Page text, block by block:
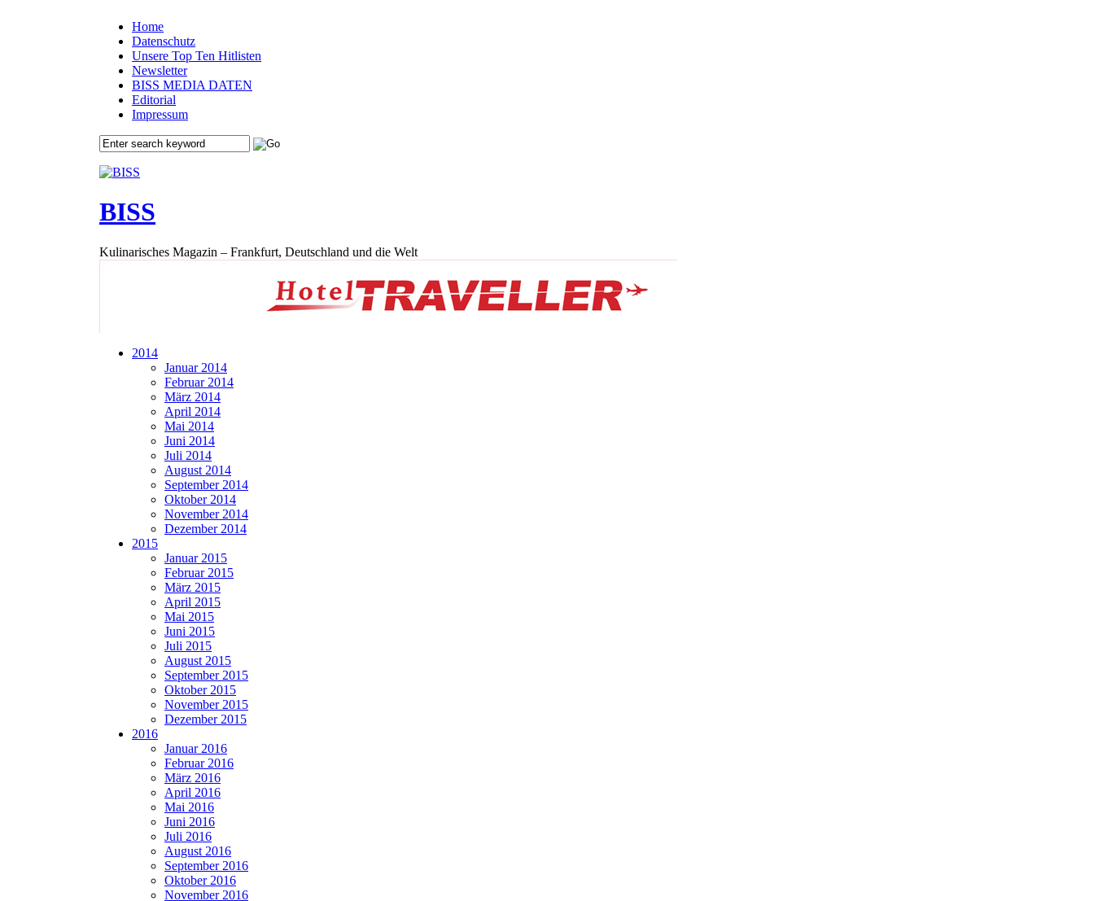
Home
Datenschutz
Unsere Top Ten Hitlisten
Newsletter
BISS MEDIA DATEN
Editorial
Impressum
BISS
Kulinarisches Magazin – Frankfurt, Deutschland und die Welt
2014
Januar 2014
Februar 2014
März 2014
April 2014
Mai 2014
Juni 2014
Juli 2014
August 2014
September 2014
Oktober 2014
November 2014
Dezember 2014
2015
Januar 2015
Februar 2015
März 2015
April 2015
Mai 2015
Juni 2015
Juli 2015
August 2015
September 2015
Oktober 2015
November 2015
Dezember 2015
2016
Januar 2016
Februar 2016
März 2016
April 2016
Mai 2016
Juni 2016
Juli 2016
August 2016
September 2016
Oktober 2016
November 2016